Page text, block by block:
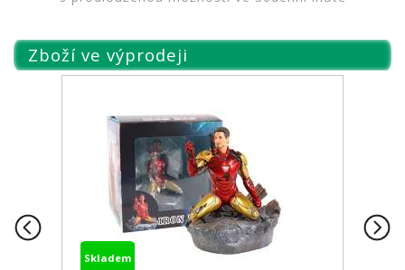
Zboží ve výprodeji
Skladem